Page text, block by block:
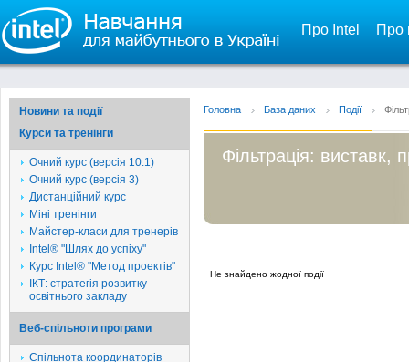
Про Intel Про
Новини та події
Курси та тренінги
Очний курс (версія 10.1)
Очний курс (версія 3)
Дистанційний курс
Міні тренінги
Майстер-класи для тренерів
Intel® "Шлях до успіху"
Курс Intel® "Метод проектів"
ІКТ: стратегія розвитку
освітнього закладу
Веб-спільноти програми
Спільнота координаторів
Головна База даних Події
Фільтрація: виставк,
Не знайдено жодної події